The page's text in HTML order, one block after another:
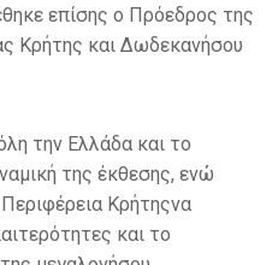
επίσης ο Πρόεδρος της
Κρήτης και Δωδεκανήσου
την Ελλάδα και το
της έκθεσης, ενώ
Κρήτηςνα
και το